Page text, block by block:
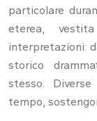
particolare
eterea,
interpretazioni:
storico
stesso.
tempo,